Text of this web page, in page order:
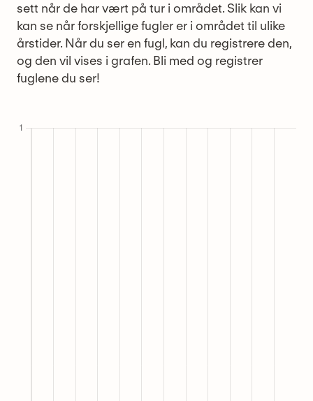
sett når de har vært på tur i området. Slik kan vi
kan se når forskjellige fugler er i området til ulike
årstider. Når du ser en fugl, kan du registrere den,
og den vil vises i grafen. Bli med og registrer
fuglene du ser!